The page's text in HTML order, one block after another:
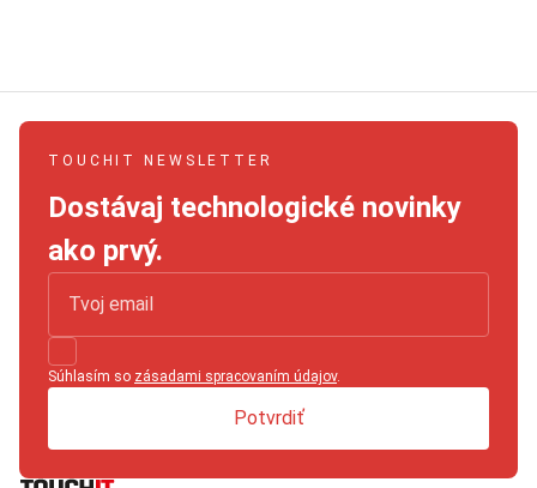
TOUCHIT NEWSLETTER
Dostávaj technologické novinky
ako prvý.
Súhlasím so zásadami spracovaním údajov.
Potvrdiť